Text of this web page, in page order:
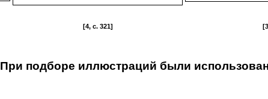
[4, c. 321]
При подборе иллюстраций были